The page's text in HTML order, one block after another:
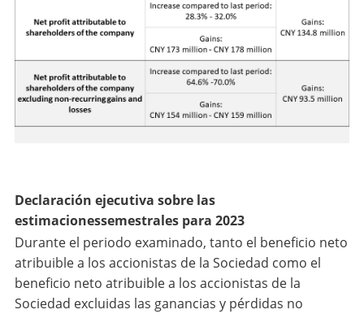
Declaración ejecutiva sobre las
estimacionessemestrales para 2023
Durante el periodo examinado, tanto el beneficio neto
atribuible a los accionistas de la Sociedad como el
beneficio neto atribuible a los accionistas de la
Sociedad excluidas las ganancias y pérdidas no